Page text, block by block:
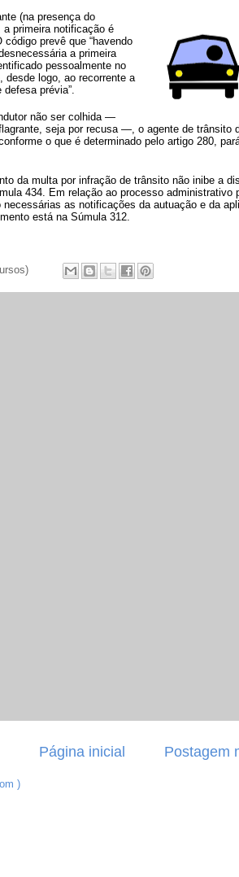
(na presença do
primeira notificação é
prevê que “havendo
a primeira
pessoalmente no
desde logo, ao recorrente a
prévia”.
não ser colhida —
seja por recusa —, o agente de trânsito
o que é determinado pelo artigo 280,
da multa por infração de trânsito não inibe a
434. Em relação ao processo administrativo
as notificações da autuação e da
está na Súmula 312.
Postagem
Página inicial
)